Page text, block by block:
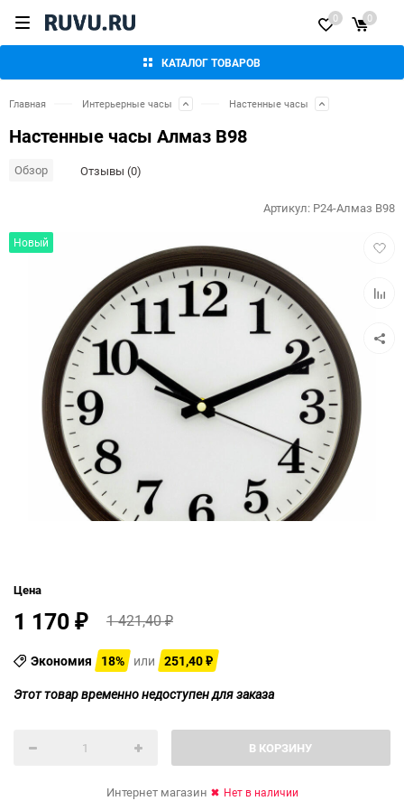
КАТАЛОГ ТОВАРОВ
0 0
Главная Интерьерные часы Настенные часы
Настенные часы Алмаз В98
Обзор Отзывы (0)
Новый
Артикул: P24-Алмаз В98
Цена
1 170 ₽ 1 421,40₽
Экономия 18% или 251,40 ₽
Этот товар временно недоступен для заказа
В КОРЗИНУ
Интернет магазин Нет в наличии